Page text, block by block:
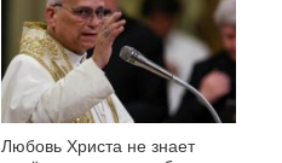
Любовь Христа не знает